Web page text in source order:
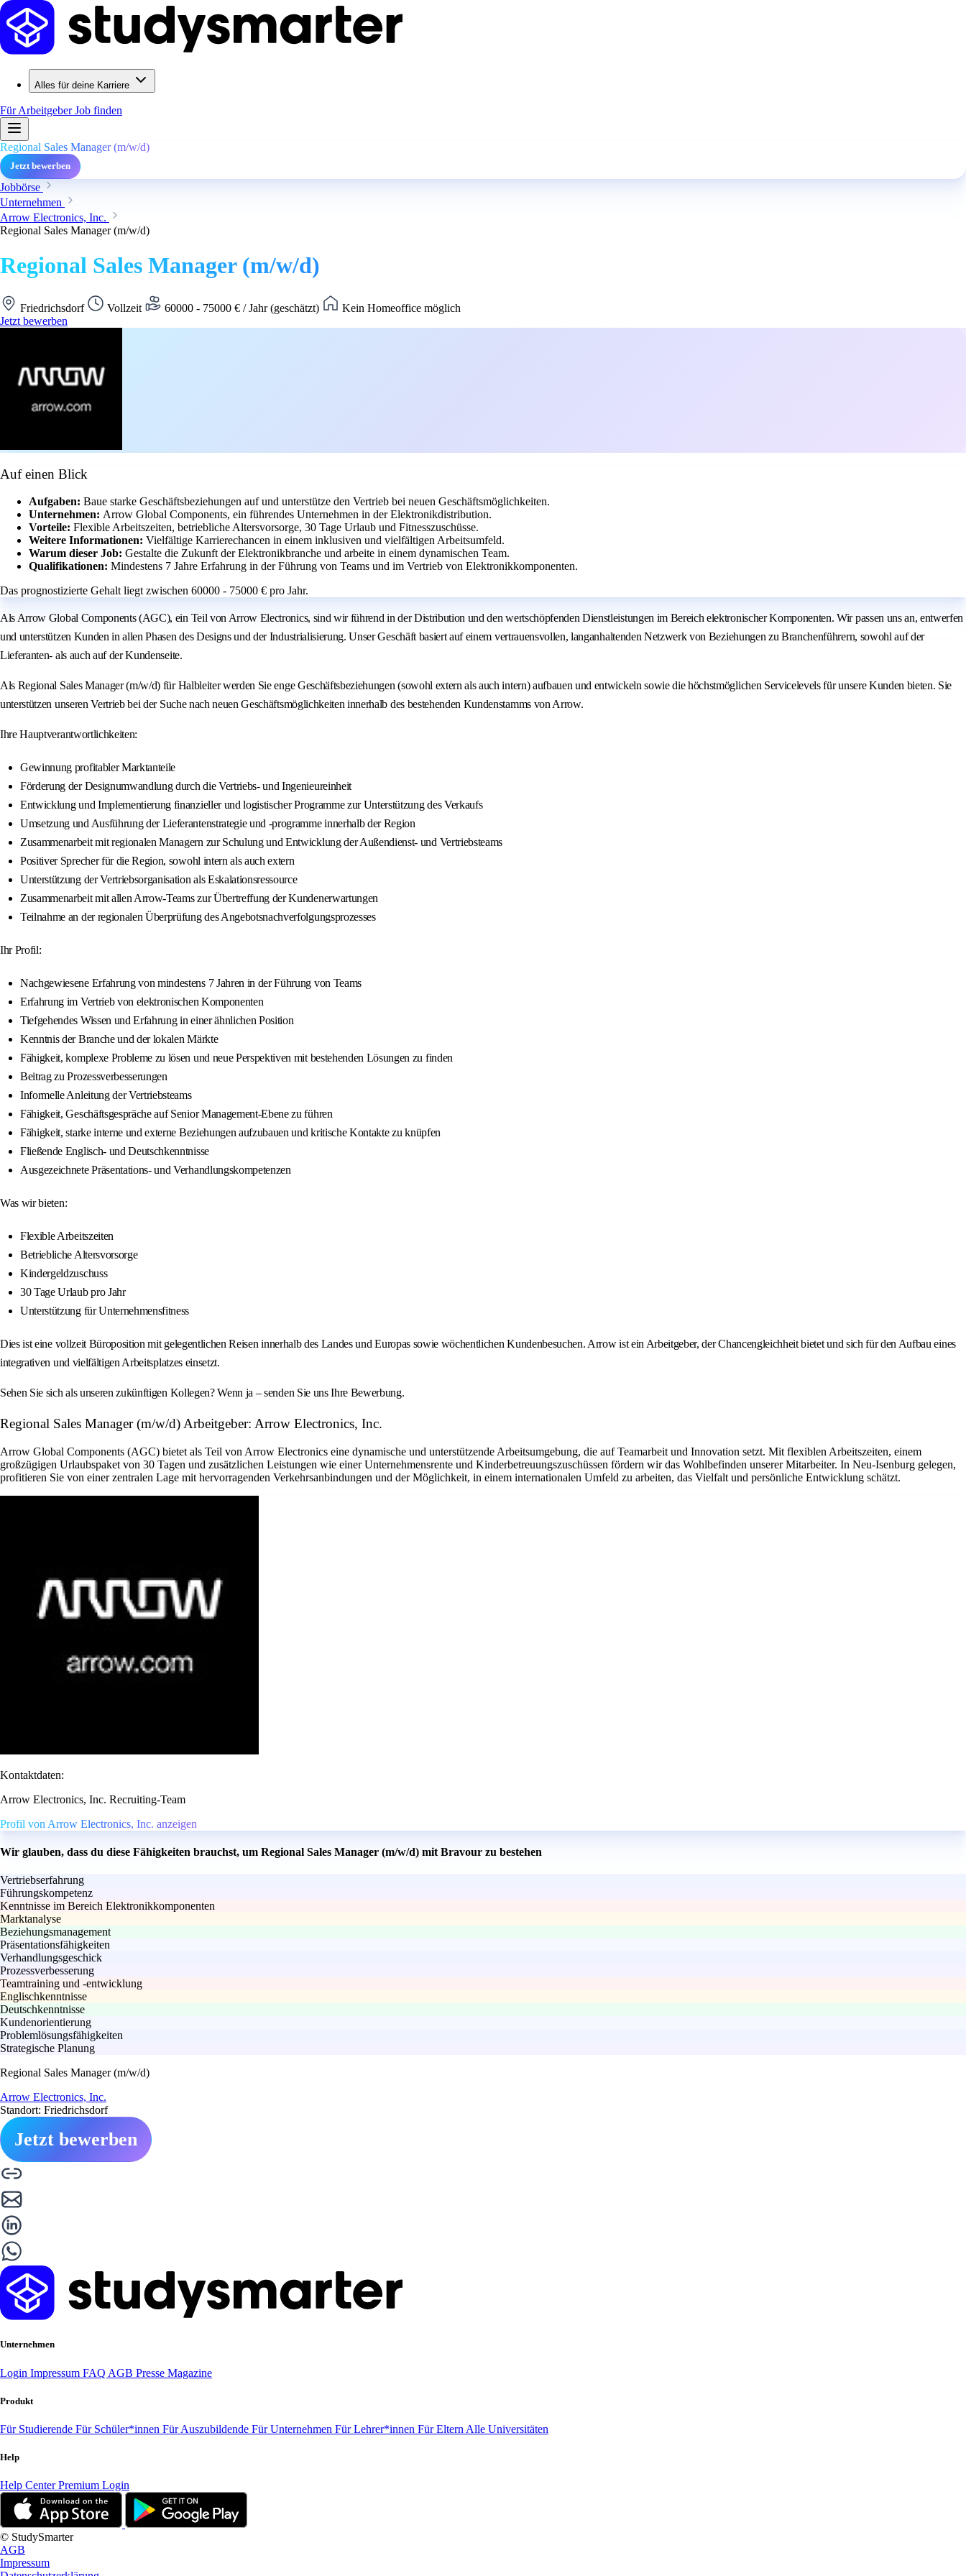
Alles für deine Karriere
Für ArbeitgeberJob finden
Regional Sales Manager (m/w/d)
Jetzt bewerben
Jobbörse
Unternehmen
Arrow Electronics, Inc.
Regional Sales Manager (m/w/d)
Regional Sales Manager (m/w/d)
Friedrichsdorf Vollzeit 60000 - 75000 € / Jahr (geschätzt)
Kein Homeoffice möglich
Jetzt bewerben
Auf einen Blick
Aufgaben: Baue starke Geschäftsbeziehungen auf und unterstütze den Vertrieb bei neuen Geschäftsmöglichkeiten.
Unternehmen: Arrow Global Components, ein führendes Unternehmen in der Elektronikdistribution.
Vorteile: Flexible Arbeitszeiten, betriebliche Altersvorsorge, 30 Tage Urlaub und Fitnesszuschüsse.
Weitere Informationen: Vielfältige Karrierechancen in einem inklusiven und vielfältigen Arbeitsumfeld.
Warum dieser Job: Gestalte die Zukunft der Elektronikbranche und arbeite in einem dynamischen Team.
Qualifikationen: Mindestens 7 Jahre Erfahrung in der Führung von Teams und im Vertrieb von Elektronikkomponenten.
Das prognostizierte Gehalt liegt zwischen 60000 - 75000 € pro Jahr.
Als Arrow Global Components (AGC), ein Teil von Arrow Electronics, sind wir führend in der Distribution und den wertschöpfenden Dienstleistungen im Bereich elektronischer Komponenten. Wir passen uns an, entwerfen
und unterstützen Kunden in allen Phasen des Designs und der Industrialisierung. Unser Geschäft basiert auf einem vertrauensvollen, langanhaltenden Netzwerk von Beziehungen zu Branchenführern, sowohl auf der
Lieferanten- als auch auf der Kundenseite.
Als Regional Sales Manager (m/w/d) für Halbleiter werden Sie enge Geschäftsbeziehungen (sowohl extern als auch intern) aufbauen und entwickeln sowie die höchstmöglichen Servicelevels für unsere Kunden bieten. Sie
unterstützen unseren Vertrieb bei der Suche nach neuen Geschäftsmöglichkeiten innerhalb des bestehenden Kundenstamms von Arrow.
Ihre Hauptverantwortlichkeiten:
Gewinnung profitabler Marktanteile
Förderung der Designumwandlung durch die Vertriebs- und Ingenieureinheit
Entwicklung und Implementierung finanzieller und logistischer Programme zur Unterstützung des Verkaufs
Umsetzung und Ausführung der Lieferantenstrategie und -programme innerhalb der Region
Zusammenarbeit mit regionalen Managern zur Schulung und Entwicklung der Außendienst- und Vertriebsteams
Positiver Sprecher für die Region, sowohl intern als auch extern
Unterstützung der Vertriebsorganisation als Eskalationsressource
Zusammenarbeit mit allen Arrow-Teams zur Übertreffung der Kundenerwartungen
Teilnahme an der regionalen Überprüfung des Angebotsnachverfolgungsprozesses
Ihr Profil:
Nachgewiesene Erfahrung von mindestens 7 Jahren in der Führung von Teams
Erfahrung im Vertrieb von elektronischen Komponenten
Tiefgehendes Wissen und Erfahrung in einer ähnlichen Position
Kenntnis der Branche und der lokalen Märkte
Fähigkeit, komplexe Probleme zu lösen und neue Perspektiven mit bestehenden Lösungen zu finden
Beitrag zu Prozessverbesserungen
Informelle Anleitung der Vertriebsteams
Fähigkeit, Geschäftsgespräche auf Senior Management-Ebene zu führen
Fähigkeit, starke interne und externe Beziehungen aufzubauen und kritische Kontakte zu knüpfen
Fließende Englisch- und Deutschkenntnisse
Ausgezeichnete Präsentations- und Verhandlungskompetenzen
Was wir bieten:
Flexible Arbeitszeiten
Betriebliche Altersvorsorge
Kindergeldzuschuss
30 Tage Urlaub pro Jahr
Unterstützung für Unternehmensfitness
Dies ist eine vollzeit Büroposition mit gelegentlichen Reisen innerhalb des Landes und Europas sowie wöchentlichen Kundenbesuchen. Arrow ist ein Arbeitgeber, der Chancengleichheit bietet und sich für den Aufbau eines
integrativen und vielfältigen Arbeitsplatzes einsetzt.
Sehen Sie sich als unseren zukünftigen Kollegen? Wenn ja – senden Sie uns Ihre Bewerbung.
Regional Sales Manager (m/w/d) Arbeitgeber: Arrow Electronics, Inc.
Arrow Global Components (AGC) bietet als Teil von Arrow Electronics eine dynamische und unterstützende Arbeitsumgebung, die auf Teamarbeit und Innovation setzt. Mit flexiblen Arbeitszeiten, einem
großzügigen Urlaubspaket von 30 Tagen und zusätzlichen Leistungen wie einer Unternehmensrente und Kinderbetreuungszuschüssen fördern wir das Wohlbefinden unserer Mitarbeiter. In Neu-Isenburg gelegen,
profitieren Sie von einer zentralen Lage mit hervorragenden Verkehrsanbindungen und der Möglichkeit, in einem internationalen Umfeld zu arbeiten, das Vielfalt und persönliche Entwicklung schätzt.
Kontaktdaten:
Arrow Electronics, Inc. Recruiting-Team
Profil von Arrow Electronics, Inc. anzeigen
Wir glauben, dass du diese Fähigkeiten brauchst, um Regional Sales Manager (m/w/d) mit Bravour zu bestehen
Vertriebserfahrung
Führungskompetenz
Kenntnisse im Bereich Elektronikkomponenten
Marktanalyse
Beziehungsmanagement
Präsentationsfähigkeiten
Verhandlungsgeschick
Prozessverbesserung
Teamtraining und -entwicklung
Englischkenntnisse
Deutschkenntnisse
Kundenorientierung
Problemlösungsfähigkeiten
Strategische Planung
Regional Sales Manager (m/w/d)
Arrow Electronics, Inc.
Standort: Friedrichsdorf
Jetzt bewerben
Unternehmen
Login Impressum FAQ AGB Presse Magazine
Produkt
Für Studierende Für Schüler*innen Für Auszubildende Für Unternehmen Für Lehrer*innen Für Eltern Alle Universitäten
Help
Help CenterPremium Login
© StudySmarter
AGB
Impressum